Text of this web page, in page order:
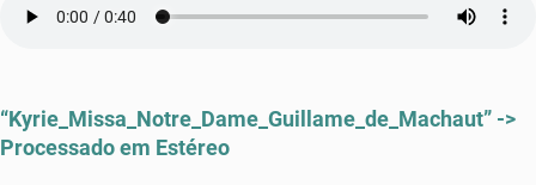
“Kyrie_Missa_Notre_Dame_Guillame_de_Machaut” ->
Processado em Estéreo